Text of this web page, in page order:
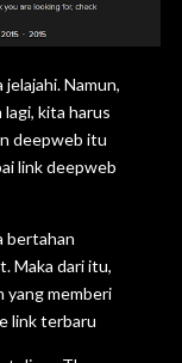
Namun,
kita harus
deepweb itu
link deepweb
bertahan
Maka dari itu,
yang memberi
link terbaru